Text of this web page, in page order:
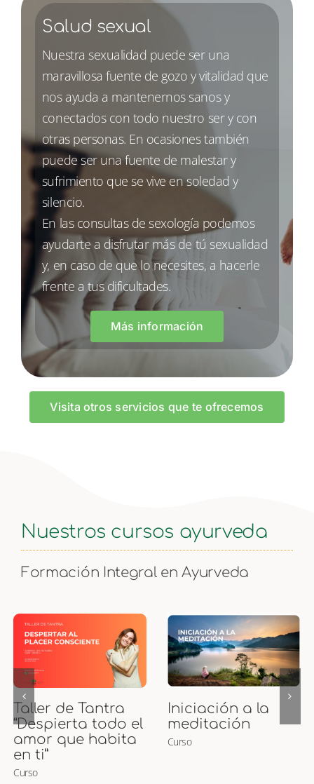
Salud sexual
Nuestra sexualidad puede ser una
maravillosa fuente de gozo y vitalidad que
nos ayuda a mantenernos sanos y
conectados con todo nuestro ser y con
otras personas. En ocasiones también
puede ser una fuente de malestar y
sufrimiento que se vive en soledad y
silencio.
En las consultas de sexología podemos
ayudarte a disfrutar más de tú sexualidad
y, en caso de que lo necesites, a hacerle
frente a tus dificultades.
Más información
Visita otros servicios que te ofrecemos
Nuestros cursos ayurveda
Formación Integral en Ayurveda
Curso de Puntos
Marma
Curso
Curso Presencial
de Maternidad
Ayurveda y